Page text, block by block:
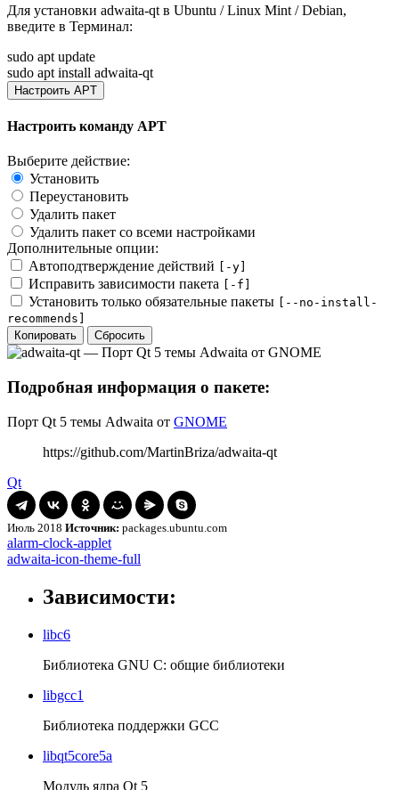
Для установки adwaita-qt в Ubuntu / Linux Mint / Debian,
введите в Терминал:
sudo apt update
sudo apt install adwaita-qt
Настроить APT
Настроить команду APT
Выберите действие:
Установить
Переустановить
Удалить пакет
Удалить пакет со всеми настройками
Дополнительные опции:
Автоподтверждение действий
[-y]
Исправить зависимости пакета [-f]
Установить только обязательные пакеты
[--no-install-
recommends]
Копировать
Сбросить
Подробная информация о пакете:
Порт Qt 5 темы Adwaita от GNOME
https://github.com/MartinBriza/adwaita-qt
Qt
Июль 2018 Источник: packages.ubuntu.com
Навигация
по
записям
alarm-
clock-
alarm-clock-applet
adwaita-
theme-
adwaita-icon-theme-full
Зависимости:
libc6
Библиотека GNU C: общие библиотеки
libgcc1
Библиотека поддержки GCC
libqt5core5a
Модуль ядра Qt 5